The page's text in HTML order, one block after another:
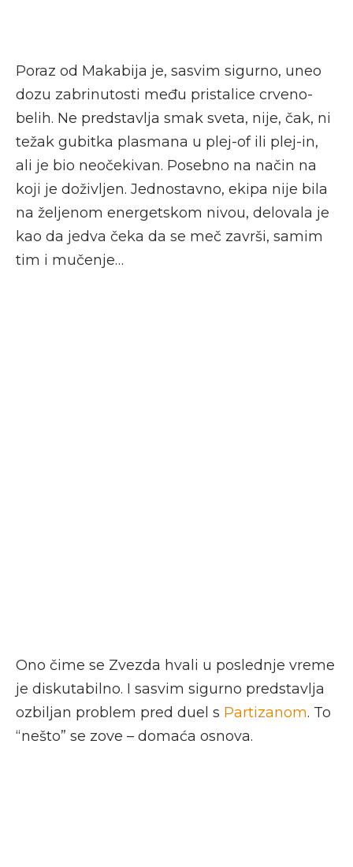
Poraz od Makabija je, sasvim sigurno, uneo
dozu zabrinutosti među pristalice crveno-
belih. Ne predstavlja smak sveta, nije, čak, ni
težak gubitka plasmana u plej-of ili plej-in,
ali je bio neočekivan. Posebno na način na
koji je doživljen. Jednostavno, ekipa nije bila
na željenom energetskom nivou, delovala je
kao da jedva čeka da se meč završi, samim
tim i mučenje…
Ono čime se Zvezda hvali u poslednje vreme
je diskutabilno. I sasvim sigurno predstavlja
ozbiljan problem pred duel s Partizanom. To
“nešto” se zove – domaća osnova.